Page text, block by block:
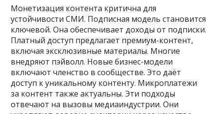
Монетизация контента критична для
устойчивости СМИ. Подписная модель становится
ключевой. Она обеспечивает доходы от подписки.
Платный доступ предлагает премиум-контент‚
включая эксклюзивные материалы. Многие
внедряют пэйволл. Новые бизнес-модели
включают членство в сообществе. Это даёт
доступ к уникальному контенту. Микроплатежи
за контент также актуальны. Эти подходы
отвечают на вызовы медиаиндустрии. Они